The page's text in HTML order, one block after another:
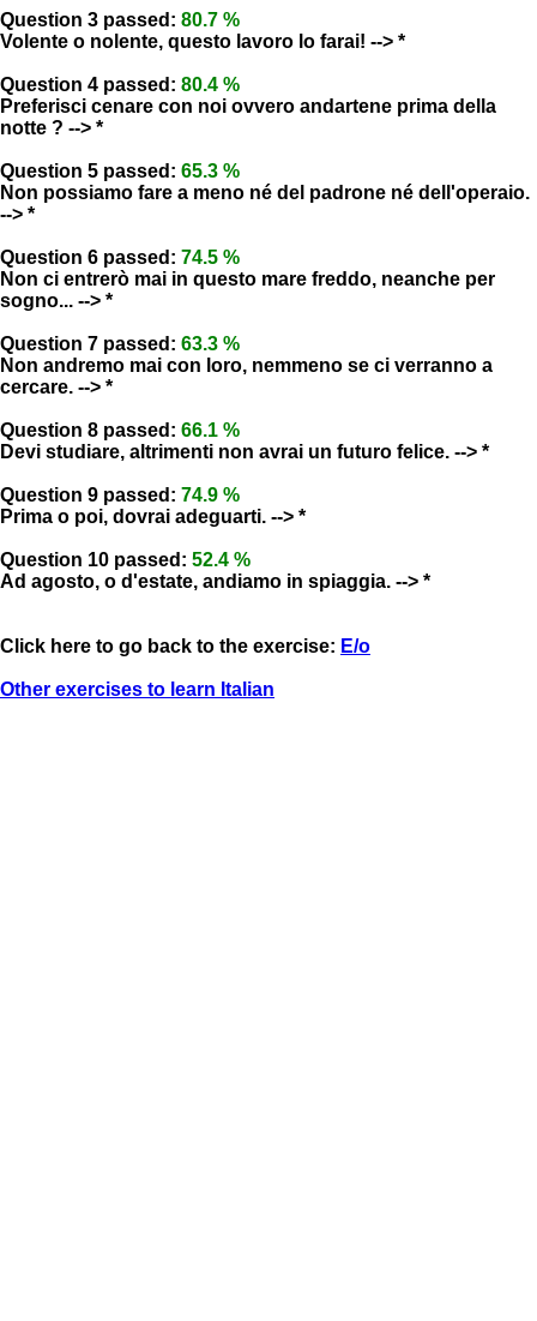
Question 3 passed: 80.7 %
Volente o nolente, questo lavoro lo farai! --> *
Question 4 passed: 80.4 %
Preferisci cenare con noi ovvero andartene prima della
notte ? --> *
Question 5 passed: 65.3 %
Non possiamo fare a meno né del padrone né dell'operaio.
--> *
Question 6 passed: 74.5 %
Non ci entrerò mai in questo mare freddo, neanche per
sogno... --> *
Question 7 passed: 63.3 %
Non andremo mai con loro, nemmeno se ci verranno a
cercare. --> *
Question 8 passed: 66.1 %
Devi studiare, altrimenti non avrai un futuro felice. --> *
Question 9 passed: 74.9 %
Prima o poi, dovrai adeguarti. --> *
Question 10 passed: 52.4 %
Ad agosto, o d'estate, andiamo in spiaggia. --> *
Click here to go back to the exercise: E/o
Other exercises to learn Italian